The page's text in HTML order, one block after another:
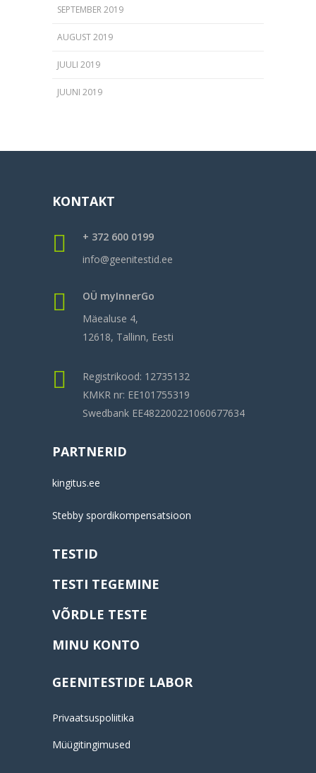
SEPTEMBER 2019
AUGUST 2019
JUULI 2019
JUUNI 2019
KONTAKT
+ 372 600 0199
info@geenitestid.ee
OÜ myInnerGo
Mäealuse 4,
12618, Tallinn, Eesti
Registrikood: 12735132
KMKR nr: EE101755319
Swedbank EE482200221060677634
PARTNERID
kingitus.ee
Stebby spordikompensatsioon
TESTID
TESTI TEGEMINE
VÕRDLE TESTE
MINU KONTO
GEENITESTIDE LABOR
Privaatsuspoliitika
Müügitingimused